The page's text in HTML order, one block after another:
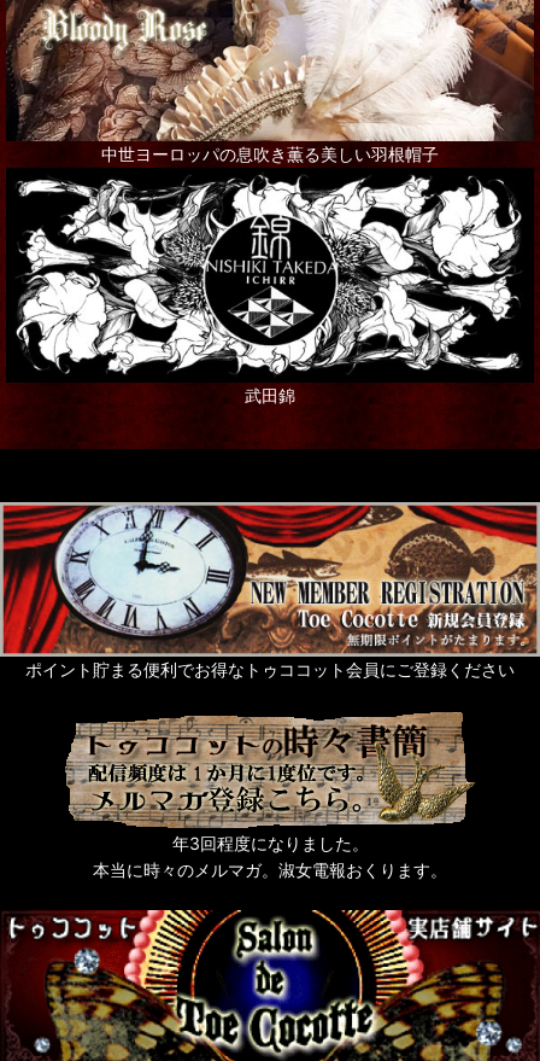
ピアス
ブローチ
その他アクセサリー
インテリア
シャンデリア・ランプ
写真・アート・ポスター
本・書籍
ステーショナリー
ギフト
グリーティングカード
Rose de Reficul et Guiggles
サシェ・芳香剤・入浴剤他
タッセル
猫なもの
うさぎなもの
梟ーふくろうー
zoo 色々動物なもの
薔薇なもの。
中世ヨーロッパの息吹き薫る美しい羽根帽子
武田錦
ポイント貯まる便利でお得なトゥココット会員にご登録ください
年3回程度になりました。
本当に時々のメルマガ。淑女電報おくります。